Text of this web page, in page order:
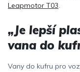
Leapmotor T03.
„Je lepší
vana do
Vany do kufru pro